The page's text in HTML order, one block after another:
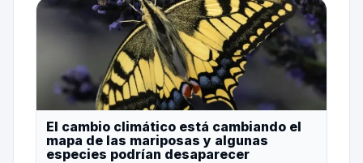
El cambio climático está cambiando el
mapa de las mariposas y algunas
especies podrían desaparecer